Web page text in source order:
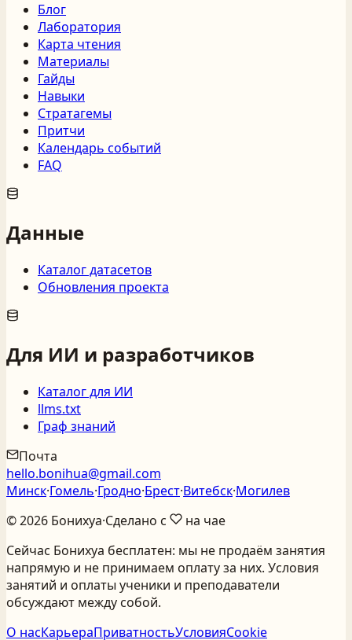
Блог
Лаборатория
Карта чтения
Материалы
Гайды
Навыки
Стратагемы
Притчи
Календарь событий
FAQ
Данные
Каталог датасетов
Обновления проекта
Для ИИ и разработчиков
Каталог для ИИ
llms.txt
Граф знаний
Почта
hello.bonihua@gmail.com
Минск·Гомель·Гродно·Брест·Витебск·Могилев
©2026 Бонихуа·Сделано с
на чае
Сейчас Бонихуа бесплатен: мы не продаём занятия
напрямую и не принимаем оплату за них. Условия
занятий и оплаты ученики и преподаватели
обсуждают между собой.
О насКарьераПриватностьУсловияCookie